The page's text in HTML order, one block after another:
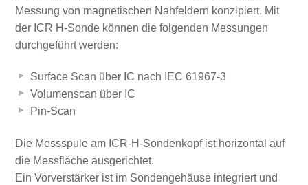
Messung von magnetischen Nahfeldern konzipiert. Mit
der ICR H-Sonde können die folgenden Messungen
durchgeführt werden:
Surface Scan über IC nach IEC 61967-3
Volumenscan über IC
Pin-Scan
Die Messspule am ICR-H-Sondenkopf ist horizontal auf
die Messfläche ausgerichtet.
Ein Vorverstärker ist im Sondengehäuse integriert und